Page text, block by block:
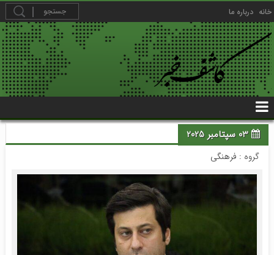
خانه درباره ما
03 سپتامبر 2025
گروه : فرهنگی